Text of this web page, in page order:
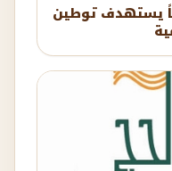
يستهدف توطين